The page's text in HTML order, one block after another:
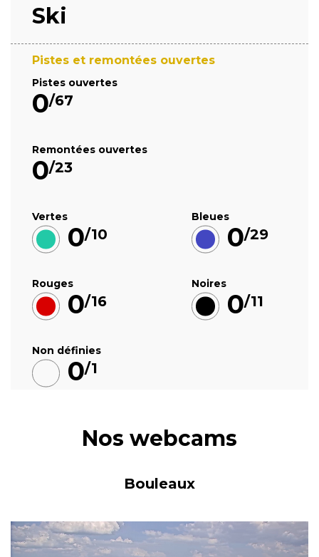
Ski
Pistes et remontées ouvertes
Pistes ouvertes
0/67
Remontées ouvertes
0/23
Vertes
0/10
Bleues
0/29
Rouges
0/16
Noires
0/11
Non définies
0/1
Nos webcams
Bouleaux